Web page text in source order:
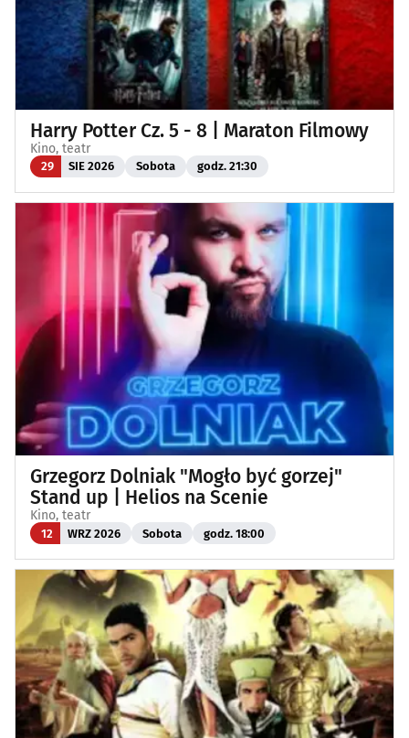
Harry Potter Cz. 5 - 8 | Maraton Filmowy
Kino, teatr
29 SIE 2026 Sobota godz. 21:30
Grzegorz Dolniak "Mogło być gorzej"
Stand up | Helios na Scenie
Kino, teatr
12 WRZ 2026 Sobota godz. 18:00